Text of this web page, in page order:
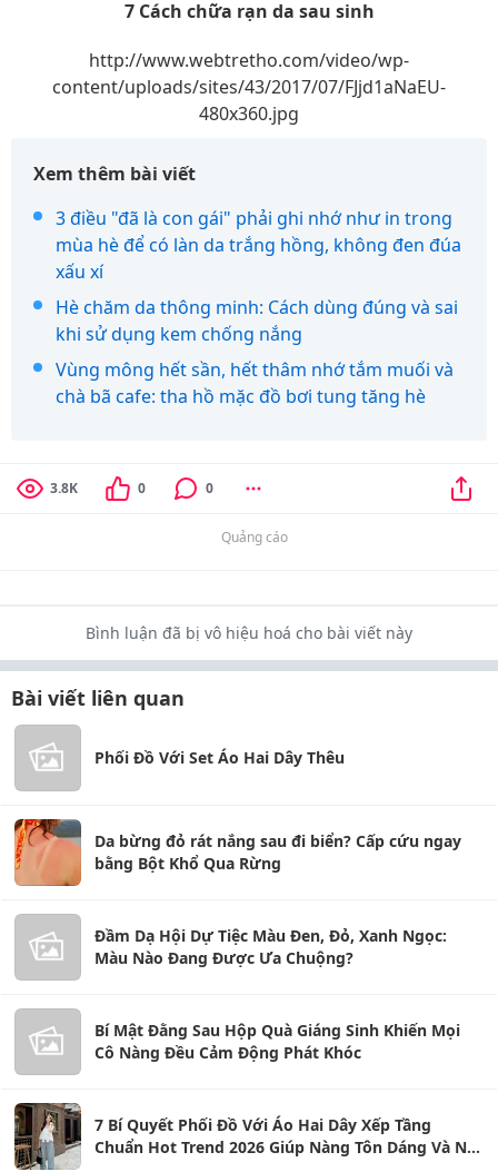
7 Cách chữa rạn da sau sinh
http://www.webtretho.com/video/wp-
content/uploads/sites/43/2017/07/FJjd1aNaEU-
480x360.jpg
Xem thêm bài viết
3 điều "đã là con gái" phải ghi nhớ như in trong
mùa hè để có làn da trắng hồng, không đen đúa
xấu xí
Hè chăm da thông minh: Cách dùng đúng và sai
khi sử dụng kem chống nắng
Vùng mông hết sần, hết thâm nhớ tắm muối và
chà bã cafe: tha hồ mặc đồ bơi tung tăng hè
3.8K 0 0
Quảng cáo
Bình luận đã bị vô hiệu hoá cho bài viết này
Bài viết liên quan
Phối Đồ Với Set Áo Hai Dây Thêu
Da bừng đỏ rát nắng sau đi biển? Cấp cứu ngay
bằng Bột Khổ Qua Rừng
Đầm Dạ Hội Dự Tiệc Màu Đen, Đỏ, Xanh Ngọc:
Màu Nào Đang Được Ưa Chuộng?
Bí Mật Đằng Sau Hộp Quà Giáng Sinh Khiến Mọi
Cô Nàng Đều Cảm Động Phát Khóc
7 Bí Quyết Phối Đồ Với Áo Hai Dây Xếp Tầng
Chuẩn Hot Trend 2026 Giúp Nàng Tôn Dáng Và Nổi